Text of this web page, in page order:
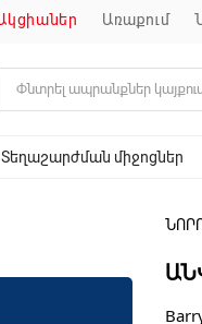
ակցիաներ առաքում
Տեղաշարժման միջոցներ